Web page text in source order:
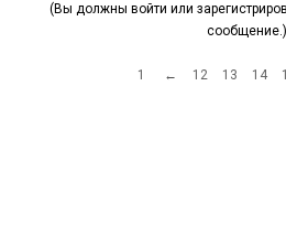
(Вы должны войти или
сообщение.)
1 ← 12 13 14